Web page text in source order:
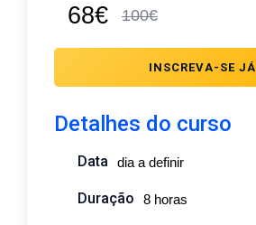
68€ 100€
INSCREVA-SE JÁ
Detalhes do curso
Data dia a definir
Duração 8 horas